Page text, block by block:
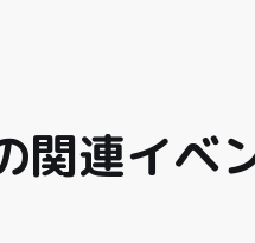
関連イベ